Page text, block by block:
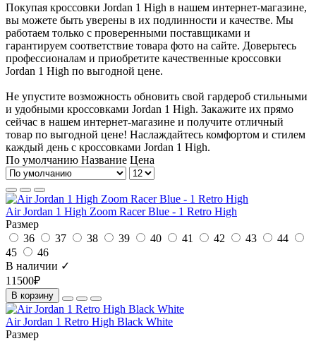
Покупая кроссовки Jordan 1 High в нашем интернет-магазине,
вы можете быть уверены в их подлинности и качестве. Мы
работаем только с проверенными поставщиками и
гарантируем соответствие товара фото на сайте. Доверьтесь
профессионалам и приобретите качественные кроссовки
Jordan 1 High по выгодной цене.
Не упустите возможность обновить свой гардероб стильными
и удобными кроссовками Jordan 1 High. Закажите их прямо
сейчас в нашем интернет-магазине и получите отличный
товар по выгодной цене! Наслаждайтесь комфортом и стилем
каждый день с кроссовками Jordan 1 High.
По умолчанию Название Цена
Air Jordan 1 High Zoom Racer Blue - 1 Retro High
Размер
36
37 38 39 40 41 42 43
44
45
46
В наличии ✓
11500₽
В корзину
Air Jordan 1 Retro High Black White
Размер